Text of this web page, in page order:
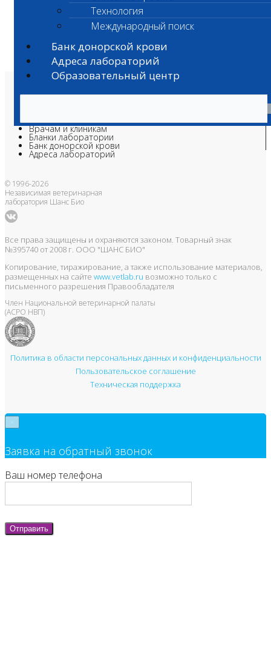
Технология
Международный поиск
Банк донорской крови
Адреса лабораторий
Образовательный центр
О лаборатории
Владельцам
Врачам и клиникам
Бланки лаборатории
Банк донорской крови
Адреса лабораторий
© 1996-2026
Независимая ветеринарная
лаборатория Шанс Био
Все права защищены и охраняются законом. Товарный знак
№395740 от 2008 г. ООО "ШАНС БИО"
Копирование, тиражирование, а также использование материалов,
размещенных на сайте www.vetlab.ru возможно только с
письменного разрешения Правообладателя
Член Национальной ветеринарной палаты
(АСРО НВП)
Политика в области персональных данных и конфиденциальности
Пользовательское соглашение
Техническая поддержка
Заявка на обратный звонок
Ваш номер телефона
Отправить